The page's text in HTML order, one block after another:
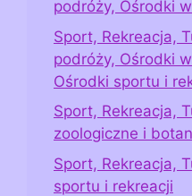
podróży, Ośrodki
Sport, Rekreacja,
podróży, Ośrodki
Ośrodki sportu i
Sport, Rekreacja,
zoologiczne i
Sport, Rekreacja,
sportu i rekreacji